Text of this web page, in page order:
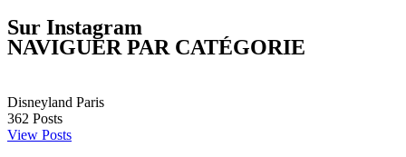
Sur Instagram
NAVIGUER PAR CATÉGORIE
Disneyland Paris
362 Posts
View Posts